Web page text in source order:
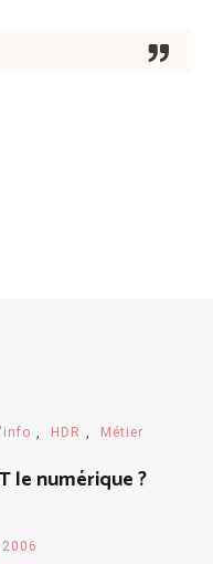
HDR
Métier
le numérique ?